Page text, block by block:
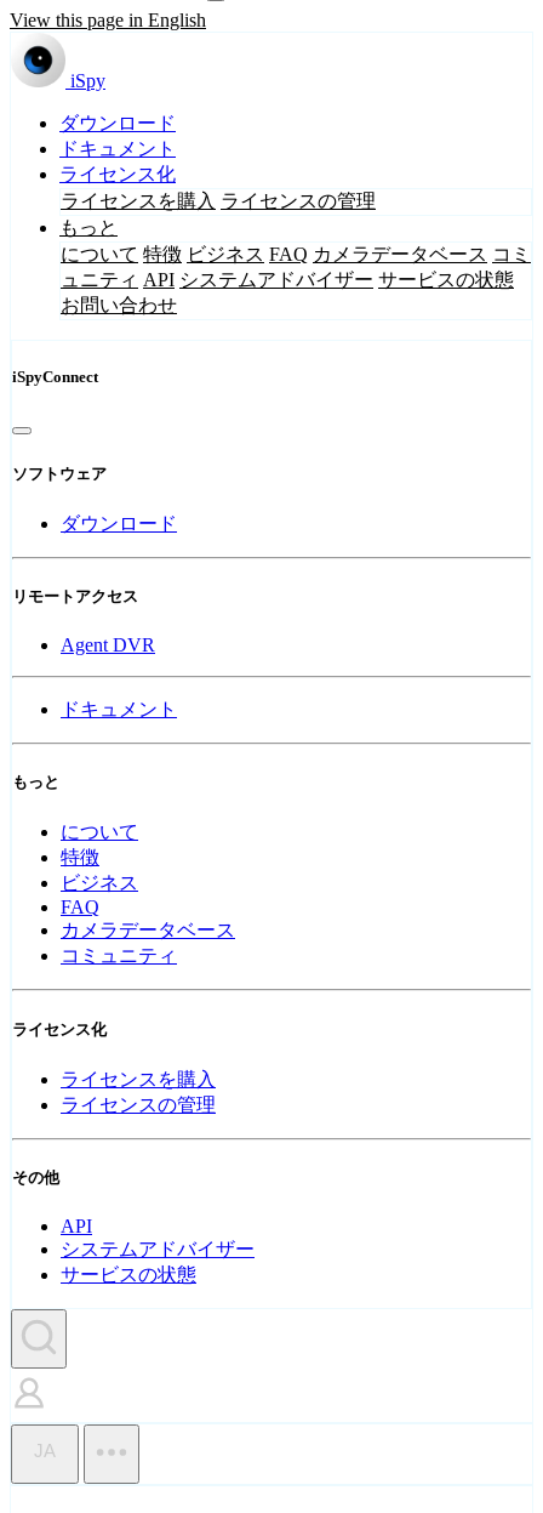
View this page in English
iSpy
ダウンロード
ドキュメント
ライセンス化
ライセンスを購入 ライセンスの管理
もっと
について 特徴 ビジネス FAQ カメラデータベース コミ
ュニティ API システムアドバイザー サービスの状態
お問い合わせ
iSpyConnect
ソフトウェア
ダウンロード
リモートアクセス
Agent DVR
ドキュメント
もっと
について
特徴
ビジネス
FAQ
カメラデータベース
コミュニティ
ライセンス化
ライセンスを購入
ライセンスの管理
その他
API
システムアドバイザー
サービスの状態
JA